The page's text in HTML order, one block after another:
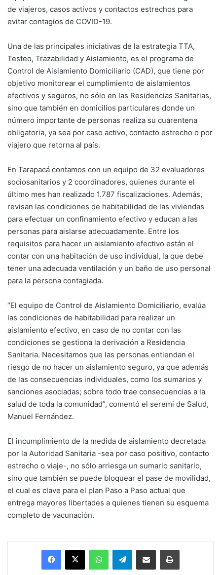
de viajeros, casos activos y contactos estrechos para
evitar contagios de COVID-19.
Una de las principales iniciativas de la estrategia TTA,
Testeo, Trazabilidad y Aislamiento, es el programa de
Control de Aislamiento Domiciliario (CAD), que tiene por
objetivo monitorear el cumplimiento de aislamientos
efectivos y seguros, no sólo en las Residencias Sanitarias,
sino que también en domicilios particulares donde un
número importante de personas realiza su cuarentena
obligatoria, ya sea por caso activo, contacto estrecho o por
viajero que retorna al país.
En Tarapacá contamos con un equipo de 32 evaluadores
sociosanitarios y 2 coordinadores, quienes durante el
último mes han realizado 1.787 fiscalizaciones. Además,
revisan las condiciones de habitabilidad de las viviendas
para efectuar un confinamiento efectivo y educan a las
personas para aislarse adecuadamente. Entre los
requisitos para hacer un aislamiento efectivo están el
contar con una habitación de uso individual, la que debe
tener una adecuada ventilación y un baño de uso personal
para la persona contagiada.
“El equipo de Control de Aislamiento Domiciliario, evalúa
las condiciones de habitabilidad para realizar un
aislamiento efectivo, en caso de no contar con las
condiciones se gestiona la derivación a Residencia
Sanitaria. Necesitamos que las personas entiendan el
riesgo de no hacer un aislamiento seguro, ya que además
de las consecuencias individuales, como los sumarios y
sanciones asociadas; sobre todo trae consecuencias a la
salud de toda la comunidad”, comentó el seremi de Salud,
Manuel Fernández.
El incumplimiento de la medida de aislamiento decretada
por la Autoridad Sanitaria -sea por caso positivo, contacto
estrecho o viaje-, no sólo arriesga un sumario sanitario,
sino que también se puede bloquear el pase de movilidad,
el cual es clave para el plan Paso a Paso actual que
entrega mayores libertades a quienes tienen su esquema
completo de vacunación.
Facebook
X WhatsAppTelegramEnviar vía email Imprimir